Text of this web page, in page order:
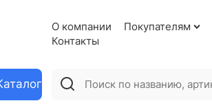
О компании Покупателям
Контакты